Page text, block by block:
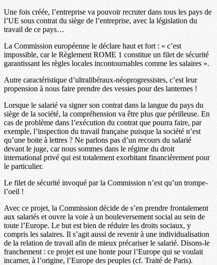
Une fois créée, l’entreprise va pouvoir recruter dans tous les pays de
l’UE sous contrat du siège de l’entreprise, avec la législation du
travail de ce pays…
La Commission européenne le déclare haut et fort : « c’est
impossible, car le Règlement ROME 1 constitue un filet de sécurité
garantissant les règles locales incontournables comme les salaires ».
Autre caractéristique d’ultralibéraux-néoprogressistes, c’est leur
propension à nous faire prendre des vessies pour des lanternes !
Lorsque le salarié va signer son contrat dans la langue du pays du
siège de la société, la compréhension va être plus que périlleuse. En
cas de problème dans l’exécution du contrat que pourra faire, par
exemple, l’inspection du travail française puisque la société n’est
qu’une boite à lettres ? Ne parlons pas d’un recours du salarié
devant le juge, car nous sommes dans le régime du droit
international privé qui est totalement exorbitant financièrement pour
le particulier.
Le filet de sécurité invoqué par la Commission n’est qu’un trompe-
l’oeil !
Avec ce projet, la Commission décide de s’en prendre frontalement
aux salariés et ouvre la voie à un bouleversement social au sein de
toute l’Europe. Le but est bien de réduire les droits sociaux, y
compris les salaires. Il s’agit aussi de revenir à une individualisation
de la relation de travail afin de mieux précariser le salarié. Disons-le
franchement : ce projet est une honte pour l’Europe qui se voulait
incarner, à l’origine, l’Europe des peuples (cf. Traité de Paris).